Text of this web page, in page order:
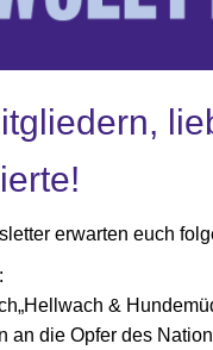
erwarten euch
&
an die Opfer des